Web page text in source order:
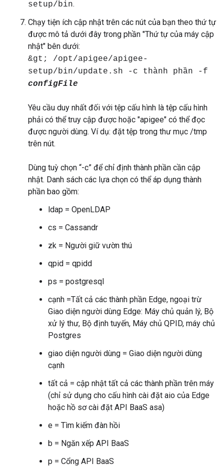
setup/bin.
Chạy tiện ích cập nhật trên các nút của bạn theo thứ tự
được mô tả dưới đây trong phần "Thứ tự của máy cập
nhật" bên dưới:
&gt; /opt/apigee/apigee-
setup/bin/update.sh -c thành phần -f
configFile
Yêu cầu duy nhất đối với tệp cấu hình là tệp cấu hình
phải có thể truy cập được hoặc "apigee" có thể đọc
được người dùng. Ví dụ: đặt tệp trong thư mục /tmp
trên nút.
Dùng tuỳ chọn “-c” để chỉ định thành phần cần cập
nhật. Danh sách các lựa chọn có thể áp dụng thành
phần bao gồm:
ldap = OpenLDAP
cs = Cassandr
zk = Người giữ vườn thú
qpid = qpidd
ps = postgresql
cạnh =Tất cả các thành phần Edge, ngoại trừ
Giao diện người dùng Edge: Máy chủ quản lý, Bộ
xử lý thư, Bộ định tuyến, Máy chủ QPID, máy chủ
Postgres
giao diện người dùng = Giao diện người dùng
cạnh
tất cả = cập nhật tất cả các thành phần trên máy
(chỉ sử dụng cho cấu hình cài đặt aio của Edge
hoặc hồ sơ cài đặt API BaaS asa)
e = Tìm kiếm đàn hồi
b = Ngăn xếp API BaaS
p = Cổng API BaaS